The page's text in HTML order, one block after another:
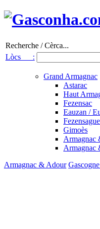
Recherche / Cèrca...
Lòcs :
Grand Armagnac
Astarac
Haut
Fezensac
Eauzan /
Gimoès
Armagnac
Armagnac
Armagnac & Adour